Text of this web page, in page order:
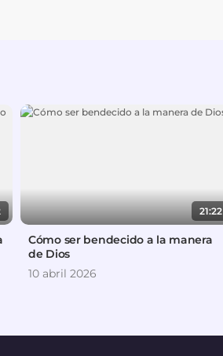
21:22
Cómo ser bendecido a la manera
de Dios
10 abril 2026